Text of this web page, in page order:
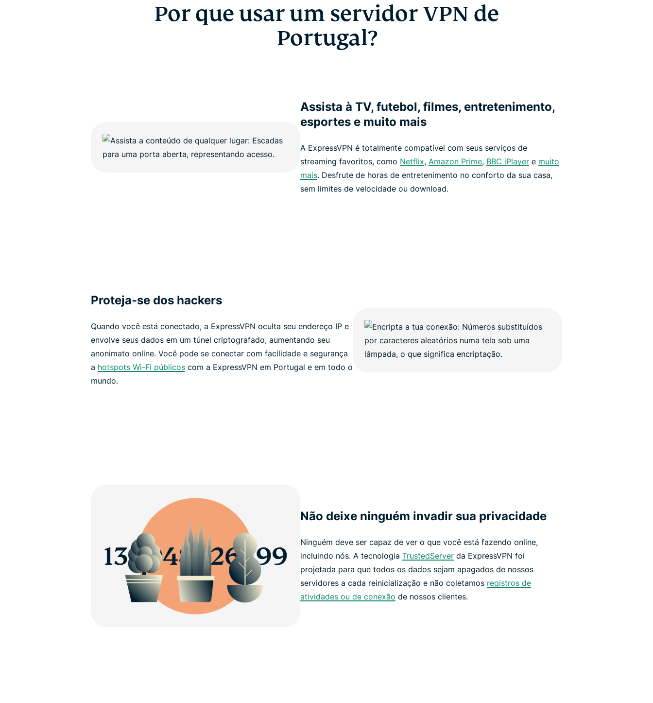
Por que usar um servidor VPN de
Portugal?
Assista à TV, futebol, filmes, entretenimento,
esportes e muito mais
A ExpressVPN é totalmente compatível com seus serviços de
streaming favoritos, como Netflix, Amazon Prime, BBC iPlayere muito
mais. Desfrute de horas de entretenimento no conforto da sua casa,
sem limites de velocidade ou download.
Proteja-se dos hackers
Quando você está conectado, a ExpressVPN oculta seu endereço IP e
envolve seus dados em um túnel criptografado, aumentando seu
anonimato online. Você pode se conectar com facilidade e segurança
a hotspots Wi-Fi públicos com a ExpressVPN em Portugal e em todo o
mundo.
Não deixe ninguém invadir sua privacidade
Ninguém deve ser capaz de ver o que você está fazendo online,
incluindo nós. A tecnologia TrustedServerda ExpressVPN foi
projetada para que todos os dados sejam apagados de nossos
servidores a cada reinicialização e não coletamos registros de
atividades ou de conexão de nossos clientes.